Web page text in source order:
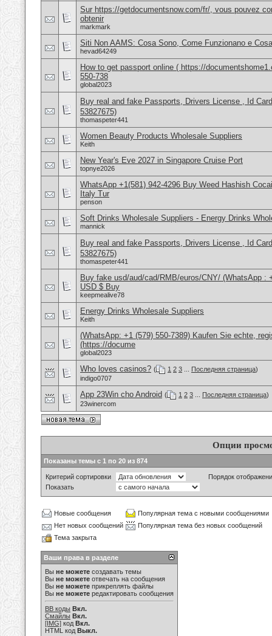
Sur https://getdocumentsnow.com/fr/, vous pouvez
obtenir
markmark
Siti Non AAMS: Cosa Sono, Come Funzionano e
hevad64249
How to get passport online ( https://
550-738
global2023
Buy real and fake Passports, Drivers License , Id
53827675)
thomaspeter441
Women Beauty Products Wholesale Suppliers
Keith
New Year's Eve 2027 in Singapore Cruise Port
topnye2026
WhatsApp +1(581) 942-4296 Buy Weed Hashish
Italy Tur
penson
Soft Drinks Wholesale Suppliers - Energy Drinks
mannick
Buy real and fake Passports, Drivers License , Id
53827675)
thomaspeter441
Buy fake usd/aud/cad/RMB/euros/CNY/ (WhatsApp :
USD $ Buy
keepmealive78
Energy Drinks Wholesale Suppliers
Keith
(WhatsApp: +1 (579) 550-7389) Kaufen Sie echte,
(https://docume
global2023
Who loves casinos? ( 1 2 3 Последняя страница)
indigo0707
App 23Win cho Android ( 1 2 3 Последняя страница)
23winercom
Опции
Показаны темы с 1 по 20 из 874
Критерий сортировки
Порядок
Показать
Новые сообщения
Популярная тема с новыми сообщениями
Нет новых сообщений
Популярная тема без новых сообщений
Тема закрыта
Ваши права в разделе
Вы не можете создавать темы
Вы не можете отвечать на сообщения
Вы не можете прикреплять файлы
Вы не можете редактировать сообщения
BB коды Вкл.
Смайлы Вкл.
[IMG] код Вкл.
HTML код Выкл.